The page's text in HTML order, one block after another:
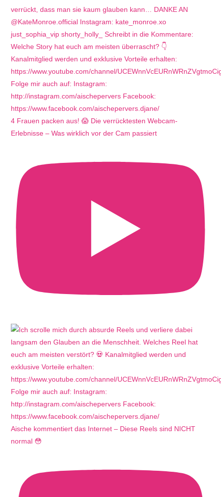
4 Frauen packen aus! 😱 Die verrücktesten Webcam-
Erlebnisse – Was wirklich vor der Cam passiert
Aische kommentiert das Internet – Diese Reels sind NICHT
normal 😳